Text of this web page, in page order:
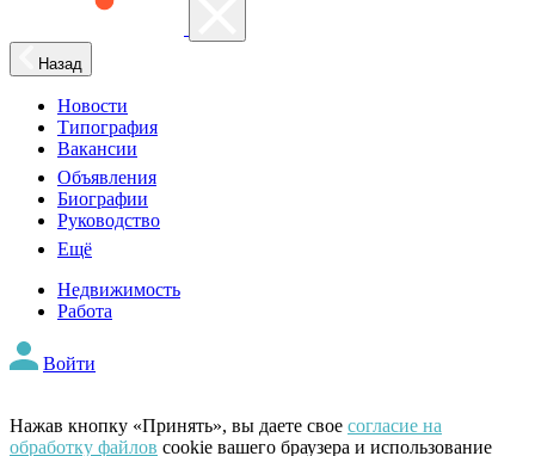
Назад
Новости
Типография
Вакансии
Объявления
Биографии
Руководство
Ещё
Недвижимость
Работа
Войти
Нажав кнопку «Принять», вы даете свое согласие на
обработку файлов cookie вашего браузера и использование